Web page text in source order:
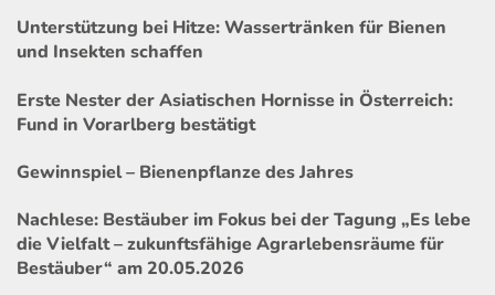
Unterstützung bei Hitze: Wassertränken für Bienen
und Insekten schaffen
Erste Nester der Asiatischen Hornisse in Österreich:
Fund in Vorarlberg bestätigt
Gewinnspiel – Bienenpflanze des Jahres
Nachlese: Bestäuber im Fokus bei der Tagung „Es lebe
die Vielfalt – zukunftsfähige Agrarlebensräume für
Bestäuber“ am 20.05.2026